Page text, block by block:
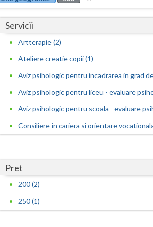
Buzau
Covasna
Dambovita
Gorj
Servicii
Artterapie (2)
Ateliere creatie copii (1)
Aviz psihologic pentru incadrarea in grad
Aviz psihologic pentru liceu - evaluare
Aviz psihologic pentru scoala - evaluare
Consiliere in cariera si orientare
Consiliere psihologica in vederea integrarii
(3)
Pret
200 (2)
250 (1)